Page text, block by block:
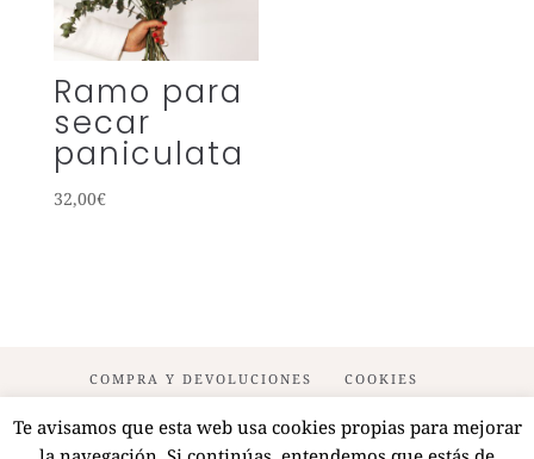
Ramo para
secar
paniculata
32,00€
COMPRA Y DEVOLUCIONES
COOKIES
Te avisamos que esta web usa cookies propias para mejorar